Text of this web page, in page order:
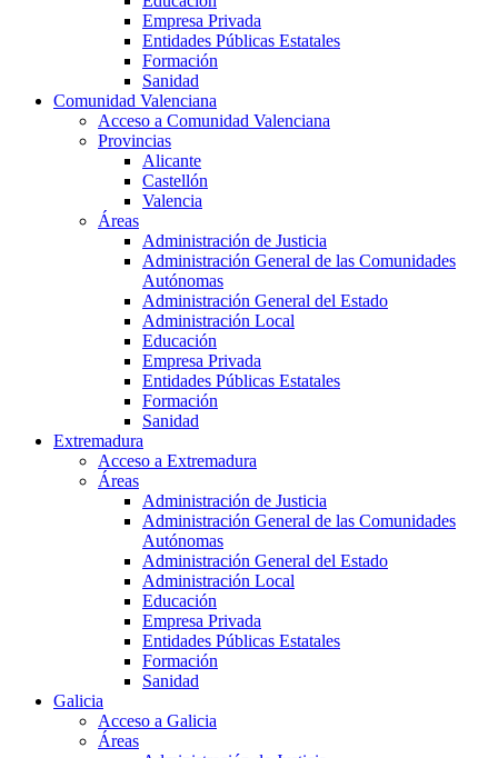
Empresa Privada
Entidades Públicas Estatales
Formación
Sanidad
Comunidad Valenciana
Acceso a Comunidad Valenciana
Provincias
Alicante
Castellón
Valencia
Áreas
Administración de Justicia
Administración General de las Comunidades
Autónomas
Administración General del Estado
Administración Local
Educación
Empresa Privada
Entidades Públicas Estatales
Formación
Sanidad
Extremadura
Acceso a Extremadura
Áreas
Administración de Justicia
Administración General de las Comunidades
Autónomas
Administración General del Estado
Administración Local
Educación
Empresa Privada
Entidades Públicas Estatales
Formación
Sanidad
Galicia
Acceso a Galicia
Áreas